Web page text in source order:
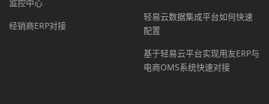
监控中心
经销商ERP对接
轻易云数据集成平台如何快速
配置
基于轻易云平台实现用友ERP与
电商OMS系统快速对接